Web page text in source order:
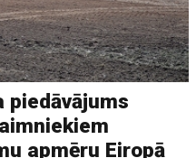
piedāvājums
apmēru Eiropā